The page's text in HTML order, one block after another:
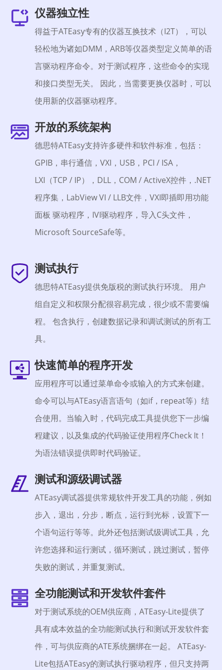
仪器独立性
得益于ATEasy专有的仪器互换技术（I2T），可以
轻松地为诸如DMM，ARB等仪器类型定义简单的语
言驱动程序命令。对于测试程序，这些命令的实现
和接口类型无关。 因此，当需要更换仪器时，可以
使用新的仪器驱动程序。
开放的系统架构
德思特ATEasy支持许多硬件和软件标准，包括：
GPIB，串行通信，VXI，USB，PCI / ISA，
LXI（TCP / IP），DLL，COM / ActiveX控件，.NET
程序集，LabView VI / LLB文件，VXI即插即用功能
面板 驱动程序，IVI驱动程序，导入C头文件，
Microsoft SourceSafe等。
测试执行
德思特ATEasy提供免版税的测试执行环境。 用户
组自定义和权限分配很容易完成，很少或不需要编
程。 包含执行，创建数据记录和调试测试的所有工
具。
快速简单的程序开发
应用程序可以通过菜单命令或输入的方式来创建。
命令可以与ATEasy语言语句（如if，repeat等）结
合使用。当输入时，代码完成工具提供您下一步编
程建议，以及集成的代码验证使用程序Check It！
为语法错误提供即时代码验证。
测试和源级调试器
ATEasy调试器提供常规软件开发工具的功能，例如
步入，退出，分步，断点，运行到光标，设置下一
个语句运行等等。此外还包括测试级调试工具，允
许您选择和运行测试，循环测试，跳过测试，暂停
失败的测试，并重复测试。
全功能测试和开发软件套件
对于测试系统的OEM供应商，ATEasy-Lite提供了
具有成本效益的全功能测试执行和测试开发软件套
件，可与供应商的ATE系统捆绑在一起。 ATEasy-
Lite包括ATEasy的测试执行驱动程序，但只支持两